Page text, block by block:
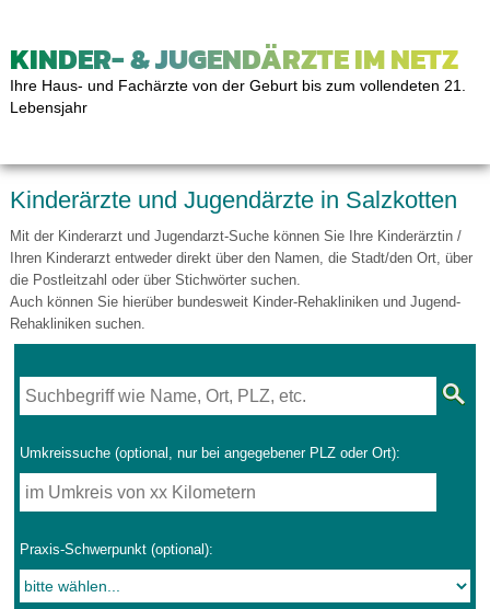
KINDER- & JUGENDÄRZTE IM NETZ
Ihre Haus- und Fachärzte von der Geburt bis zum vollendeten 21.
Lebensjahr
Kinderärzte und Jugendärzte in Salzkotten
Mit der Kinderarzt und Jugendarzt-Suche können Sie Ihre Kinderärztin /
Ihren Kinderarzt entweder direkt über den Namen, die Stadt/den Ort, über
die Postleitzahl oder über Stichwörter suchen.
Auch können Sie hierüber bundesweit Kinder-Rehakliniken und Jugend-
Rehakliniken suchen.
Umkreissuche (optional, nur bei angegebener PLZ oder Ort):
Praxis-Schwerpunkt (optional):